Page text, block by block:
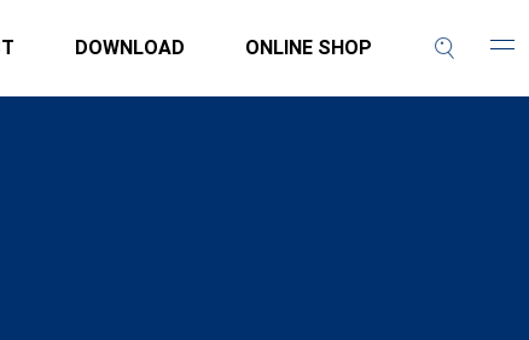
DOWNLOAD ONLINE SHOP